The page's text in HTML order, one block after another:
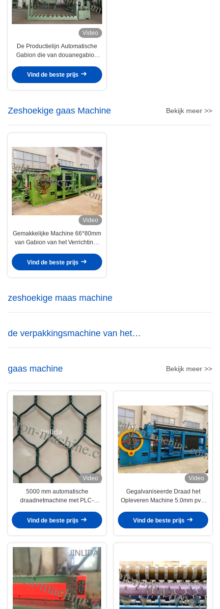
Video
De Productielijn Automatische
Gabion die van douanegabion
Verpakkingsmachine opleveren
Vind de beste prijs
Zeshoekige gaas Machine Bekijk meer >>
Video
Gemakkelijke Machine 66*80mm
van Gabion van het Verrichtings
Draadnetwerk
Vind de beste prijs
zeshoekige maas machine
de verpakkingsmachine van het
gabionnetwerk
gaas machine
Bekijk meer >>
Video
5000 mm automatische
draadnetmachine met PLC-
Vind de beste prijs
Video
Gegalvaniseerde Draad het
Opleveren Machine 5.0mm pvc-
Netwerk voor Bouw
Vind de beste prijs